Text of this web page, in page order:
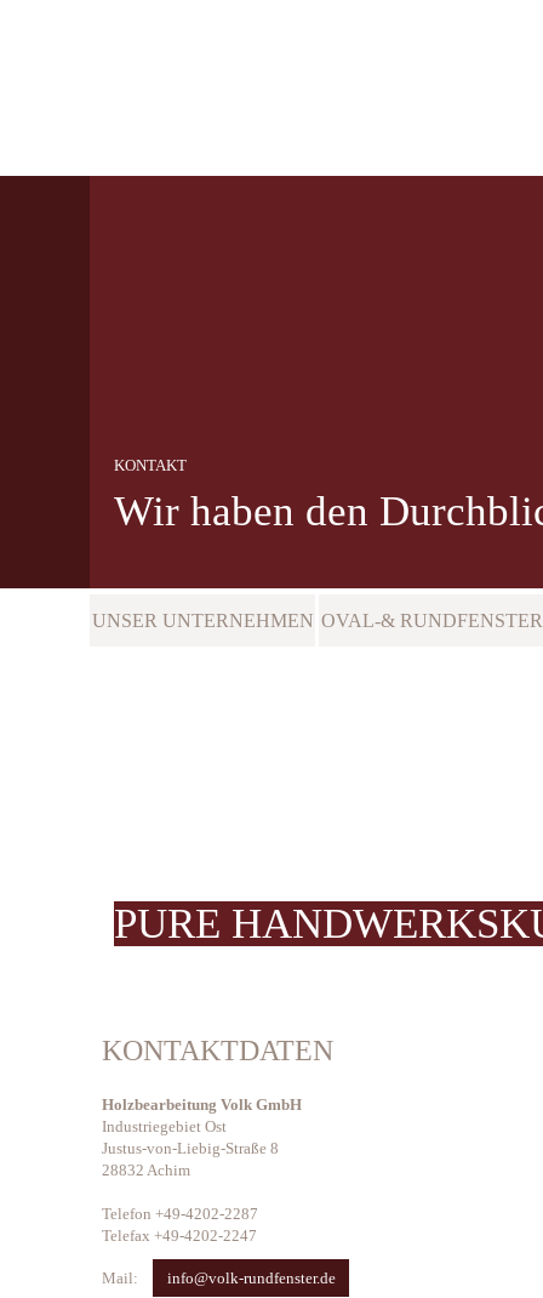
Hauptmenü
UNSER UNTERNEHMEN OVAL-& RUNDFENSTER
KONTAKT
Wir haben den
PURE
KONTAKTDATEN
Holzbearbeitung Volk GmbH
Industriegebiet Ost
Justus-von-Liebig-Straße 8
28832 Achim
Telefon +49-4202-2287
Telefax +49-4202-2247
Mail: info@volk-rundfenster.de